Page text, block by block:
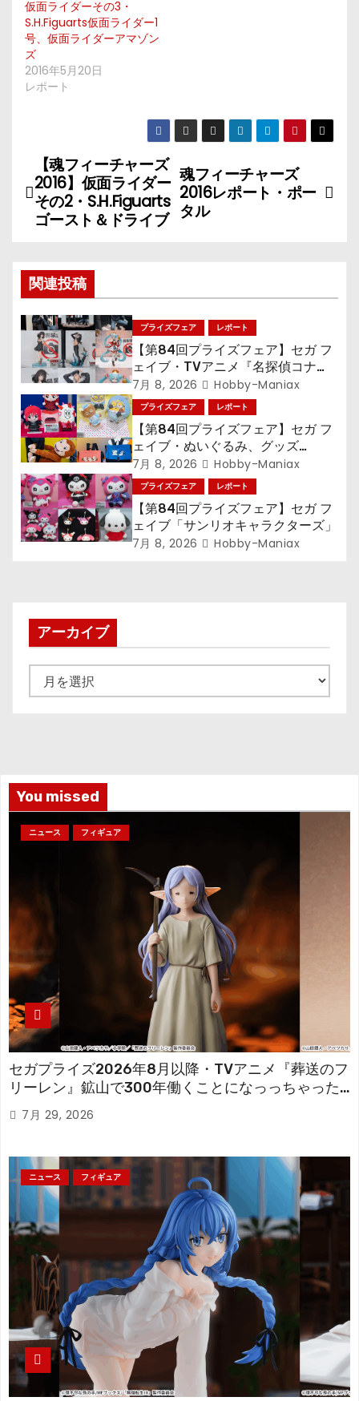
仮面ライダーその3・
S.H.Figuarts仮面ライダー1
号、仮面ライダーアマゾン
ズ
2016年5月20日
レポート
投
稿
ビ
ゲ
ー
シ
ョ
ン
魂フィーチャーズ
2016レポート・ポー
タル
【魂フィーチャーズ
2016】仮面ライダー
その2・S.H.Figuarts
ゴースト＆ドライブ
関連投稿
プライズフェア レポート
【第84回プライズフェア】セガ フ
ェイブ・TVアニメ『名探偵コナ
ン』TVアニメ『呪術廻戦』『〈物
語〉シリーズ』「初音ミク」
7月 8, 2026 Hobby-Maniax
プライズフェア レポート
【第84回プライズフェア】セガ フ
ェイブ・ぬいぐるみ、グッズ
『LiSA』『ミニオン』『おさるの
ジョージ』『ポケットモンスター』
7月 8, 2026 Hobby-Maniax
プライズフェア レポート
【第84回プライズフェア】セガ フ
ェイブ「サンリオキャラクターズ」
7月 8, 2026 Hobby-Maniax
アーカイブ
ー
You missed
ニュース フィギュア
セガプライズ2026年8月以降・TVアニメ『葬送のフ
リーレン』鉱山で300年働くことになっっちゃった
「フリーレン」を立体化！
7月 29, 2026
ニュース フィギュア